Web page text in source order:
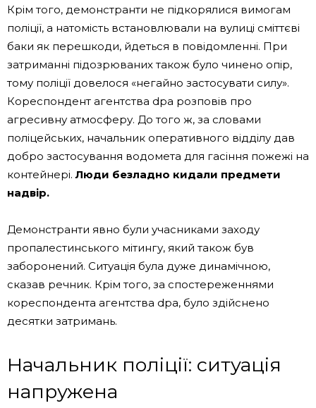
Крім того, демонстранти не підкорялися вимогам
поліції, а натомість встановлювали на вулиці сміттєві
баки як перешкоди, йдеться в повідомленні. При
затриманні підозрюваних також було чинено опір,
тому поліції довелося «негайно застосувати силу».
Кореспондент агентства dpa розповів про
агресивну атмосферу. До того ж, за словами
поліцейських, начальник оперативного відділу дав
добро застосування водомета для гасіння пожежі на
контейнері.Люди безладно кидали предмети
надвір.
Демонстранти явно були учасниками заходу
пропалестинського мітингу, який також був
заборонений. Ситуація була дуже динамічною,
сказав речник. Крім того, за спостереженнями
кореспондента агентства dpa, було здійснено
десятки затримань.
Начальник поліції: ситуація
напружена